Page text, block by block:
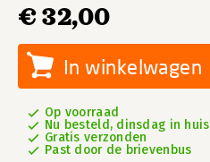
€ 32,00
In winkelwagen
Op voorraad
Nu besteld, dinsdag in huis
Gratis verzonden
Past door de brievenbus